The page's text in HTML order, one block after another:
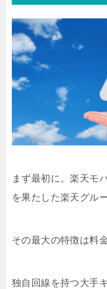
まず最初に。楽天モ
を果たした楽天グル
その最大の特徴は料
独自回線を持つ大手